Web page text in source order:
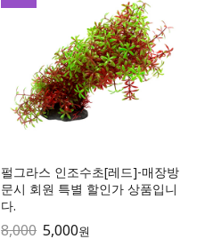
펄그라스 인조수초[레드]-매장방
문시 회원 특별 할인가 상품입니
다.
8,000 5,000원